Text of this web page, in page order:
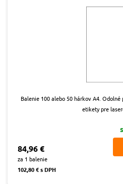
Balenie 100 alebo 50 hárkov A4.
etikety pre
84,96 €
za 1 balenie
102,80 € s DPH